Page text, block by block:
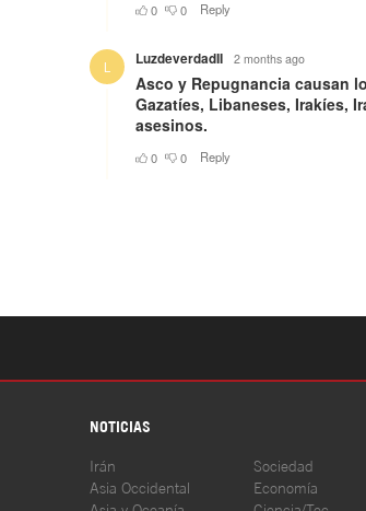
NOTICIAS
Irán
Asia Occidental
Asia y Oceanía
Sociedad
Economía
Ciencia/Tec